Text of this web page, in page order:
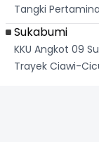
Tangki
Sukabumi
KKU Angkot 09
Trayek Ciawi-